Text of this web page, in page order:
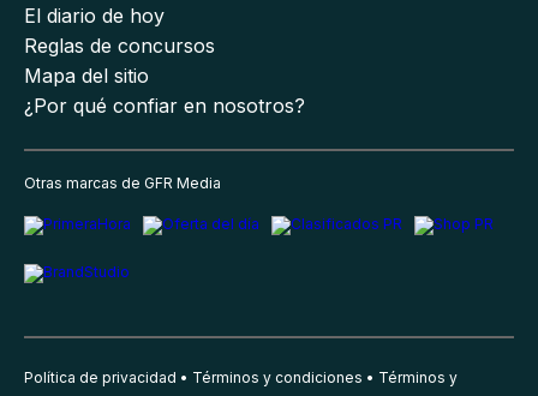
El diario de hoy
Reglas de concursos
Mapa del sitio
¿Por qué confiar en nosotros?
Otras marcas de GFR Media
Política de privacidad Términos y condiciones Términos y